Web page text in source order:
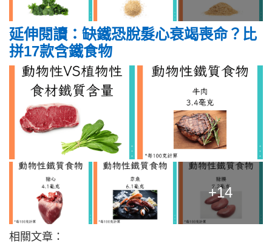
延伸閱讀：缺鐵恐脫髮心衰竭喪命？比
拼17款含鐵食物
+14
相關文章：